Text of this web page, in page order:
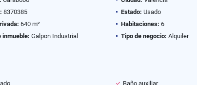
8370385 Estado: Usado
640 m² Habitaciones: 6
inmueble: Galpon Industrial Tipo de negocio: Alquiler
Baño auxiliar